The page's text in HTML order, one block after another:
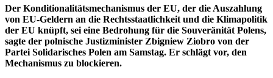
Der Konditionalitätsmechanismus der EU, der die Auszahlung
von EU-Geldern an die Rechtsstaatlichkeit und die Klimapolitik
der EU knüpft, sei eine Bedrohung für die Souveränität Polens,
sagte der polnische Justizminister Zbigniew Ziobro von der
Partei Solidarisches Polen am Samstag. Er schlägt vor, den
Mechanismus zu blockieren.